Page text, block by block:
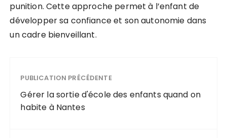
punition. Cette approche permet à l’enfant de
développer sa confiance et son autonomie dans
un cadre bienveillant.
PUBLICATION PRÉCÉDENTE
Gérer la sortie d'école des enfants quand on
habite à Nantes